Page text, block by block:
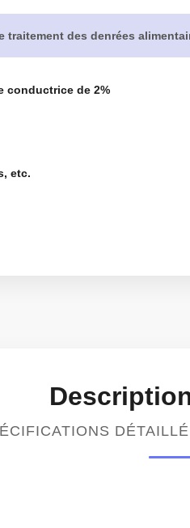
traitement des denrées
conductrice de 2%
etc.